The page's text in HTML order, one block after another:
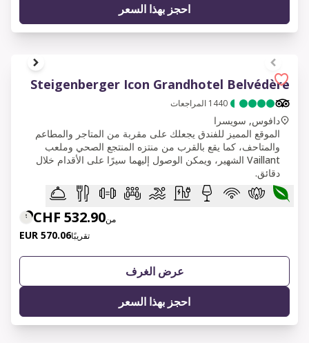
احجز بهذا السعر
1 of 14
Steigenberger Icon Grandhotel Belvédère
1440 المراجعات
دافوس, سويسرا
الموقع المميز للفندق يجعلك على مقربة من المتاجر والمطاعم
والمتاحف، كما يقع بالقرب من منتزه المنتجع الصحي وملعب
Vaillant الشهير، ويمكن الوصول إليهما سيرًا على الأقدام خلال
دقائق.
من532.90 CHF
تقريبًا570.06 EUR
عرض الغرف
احجز بهذا السعر